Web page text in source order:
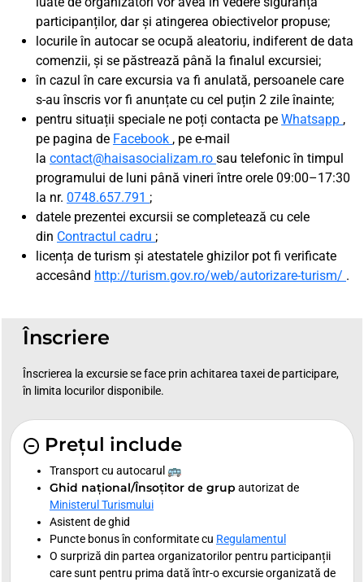
participanților, dar și atingerea obiectivelor propuse;
locurile în autocar se ocupă aleatoriu, indiferent de data
comenzii, și se păstrează până la finalul excursiei;
în cazul în care excursia va fi anulată, persoanele care
s-au înscris vor fi anunțate cu cel puțin 2 zile înainte;
pentru situații speciale ne poți contacta pe Whatsapp ,
pe pagina de Facebook , pe e-mail
la contact@haisasocializam.ro sau telefonic în timpul
programului de luni până vineri între orele 09:00–17:30
la nr. 0748.657.791 ;
datele prezentei excursii se completează cu cele
din Contractul cadru ;
licența de turism și atestatele ghizilor pot fi verificate
accesând http://turism.gov.ro/web/autorizare-turism/ .
Înscriere
Înscrierea la excursie se face prin achitarea taxei de participare,
în limita locurilor disponibile.
Prețul include
Transport cu autocarul 🚌
Ghid național/Însoțitor de grup autorizat de
Ministerul Turismului
Asistent de ghid
Puncte bonus în conformitate cu Regulamentul
O surpriză din partea organizatorilor pentru participanții
care sunt pentru prima dată într-o excursie organizată de